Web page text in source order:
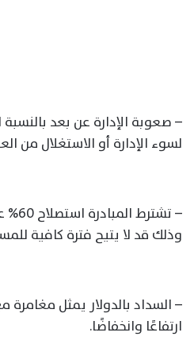
– صعوبة الإدارة عن بعد
لسوء الإدارة أو الاستغلال من
وذلك قد لا يتيح فترة كافية
– السداد بالدولار يمثل
ارتفاعًا وانخفاضًا.